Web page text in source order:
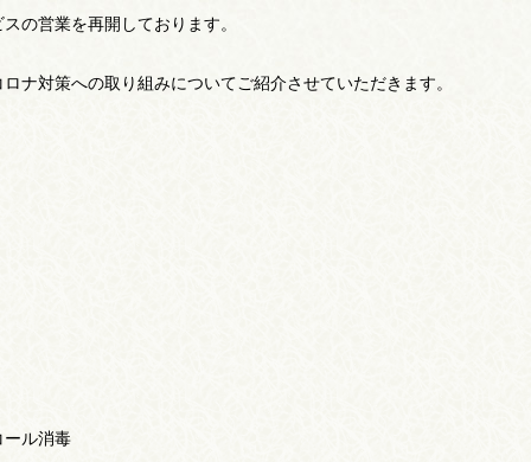
の営業を再開しております。
ナ対策への取り組みについてご紹介させていただきます。
ル消毒